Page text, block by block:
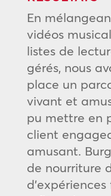
En
vidéos
listes de
gérés, nous
place un
vivant et
pu mettre en
client
amusant.
de nourriture